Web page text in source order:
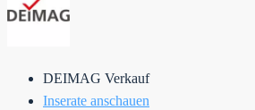
DEIMAG Verkauf
Inserate anschauen